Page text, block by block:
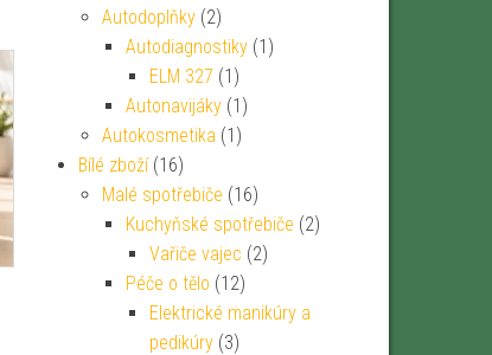
Autodoplňky (2)
Autodiagnostiky (1)
ELM 327 (1)
Autonavijáky (1)
Autokosmetika (1)
Bílé zboží (16)
Malé spotřebiče (16)
Kuchyňské spotřebiče (2)
Vařiče vajec (2)
Péče o tělo (12)
Elektrické manikúry a
pedikúry (3)